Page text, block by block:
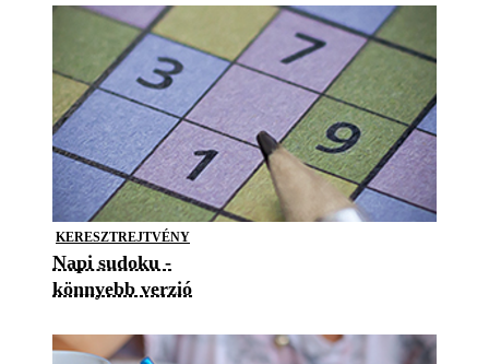
KERESZTREJTVÉNY
Napi sudoku -
könnyebb verzió